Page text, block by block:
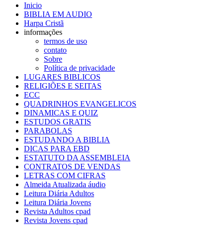
Inicio
BIBLIA EM AUDIO
Harpa Cristã
informações
termos de uso
contato
Sobre
Política de privacidade
LUGARES BIBLICOS
RELIGIÕES E SEITAS
ECC
QUADRINHOS EVANGELICOS
DINAMICAS E QUIZ
ESTUDOS GRATIS
PARABOLAS
ESTUDANDO A BIBLIA
DICAS PARA EBD
ESTATUTO DA ASSEMBLEIA
CONTRATOS DE VENDAS
LETRAS COM CIFRAS
Almeida Atualizada áudio
Leitura Diária Adultos
Leitura Diária Jovens
Revista Adultos cpad
Revista Jovens cpad